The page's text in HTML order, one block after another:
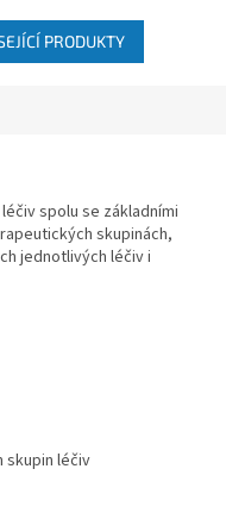
PRODUKTY
spolu se základními
skupinách,
jednotlivých léčiv i
skupin léčiv